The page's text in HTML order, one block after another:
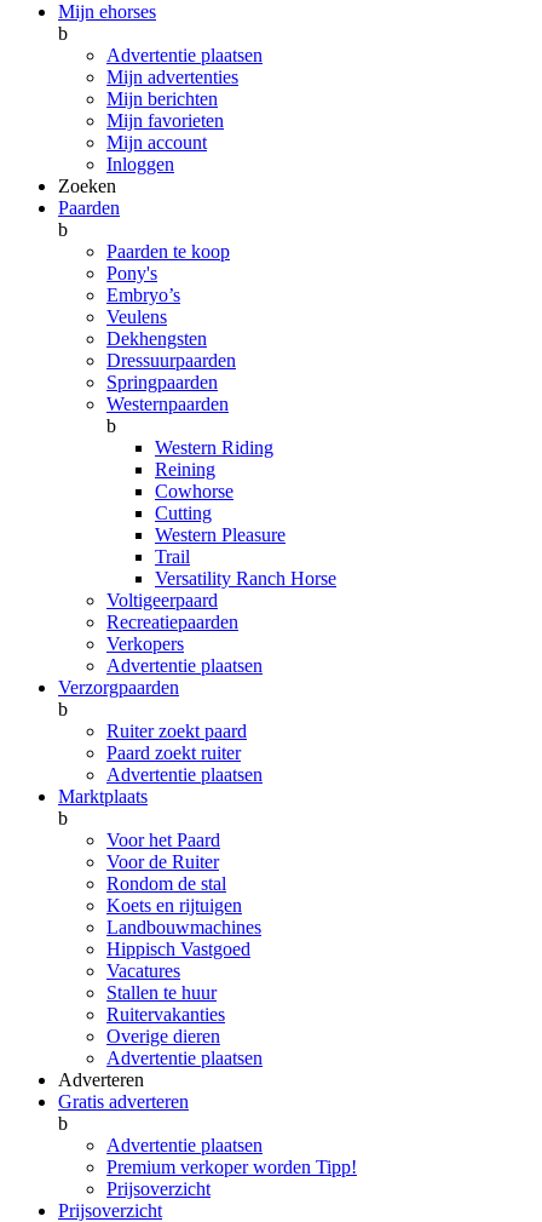
Mijn ehorses
b
Advertentie plaatsen
Mijn advertenties
Mijn berichten
Mijn favorieten
Mijn account
Inloggen
Zoeken
Paarden
b
Paarden te koop
Pony's
Embryo’s
Veulens
Dekhengsten
Dressuurpaarden
Springpaarden
Westernpaarden
b
Western Riding
Reining
Cowhorse
Cutting
Western Pleasure
Trail
Versatility Ranch Horse
Voltigeerpaard
Recreatiepaarden
Verkopers
Advertentie plaatsen
Verzorgpaarden
b
Ruiter zoekt paard
Paard zoekt ruiter
Advertentie plaatsen
Marktplaats
b
Voor het Paard
Voor de Ruiter
Rondom de stal
Koets en rijtuigen
Landbouwmachines
Hippisch Vastgoed
Vacatures
Stallen te huur
Ruitervakanties
Overige dieren
Advertentie plaatsen
Adverteren
Gratis adverteren
b
Advertentie plaatsen
Premium verkoper worden Tipp!
Prijsoverzicht
Prijsoverzicht